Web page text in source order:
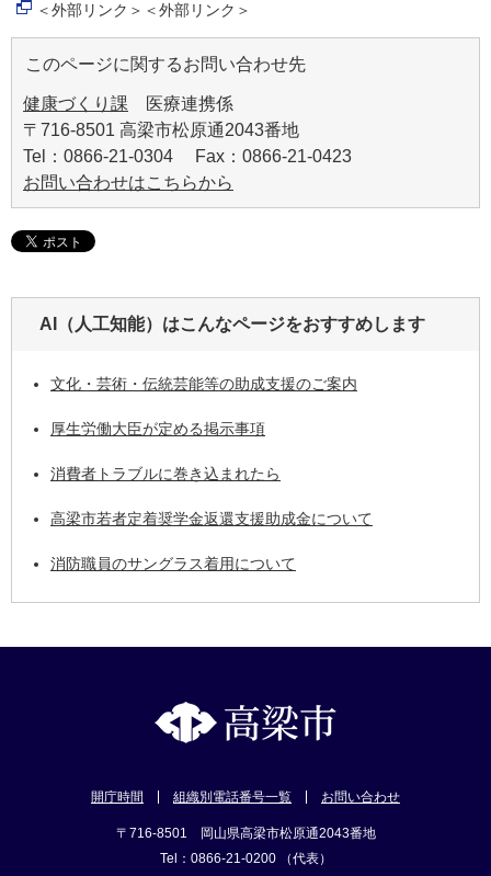
＜外部リンク＞ ＜外部リンク＞
このページに関するお問い合わせ先
健康づくり課 医療連携係
〒716-8501 高梁市松原通2043番地
Tel：0866-21-0304 Fax：0866-21-0423
お問い合わせはこちらから
AI（人工知能）はこんなページをおすすめします
文化・芸術・伝統芸能等の助成支援のご案内
厚生労働大臣が定める掲示事項
消費者トラブルに巻き込まれたら
高梁市若者定着奨学金返還支援助成金について
消防職員のサングラス着用について
開庁時間 組織別電話番号一覧 お問い合わせ
〒716-8501 岡山県高梁市松原通2043番地
Tel：0866-21-0200 （代表）